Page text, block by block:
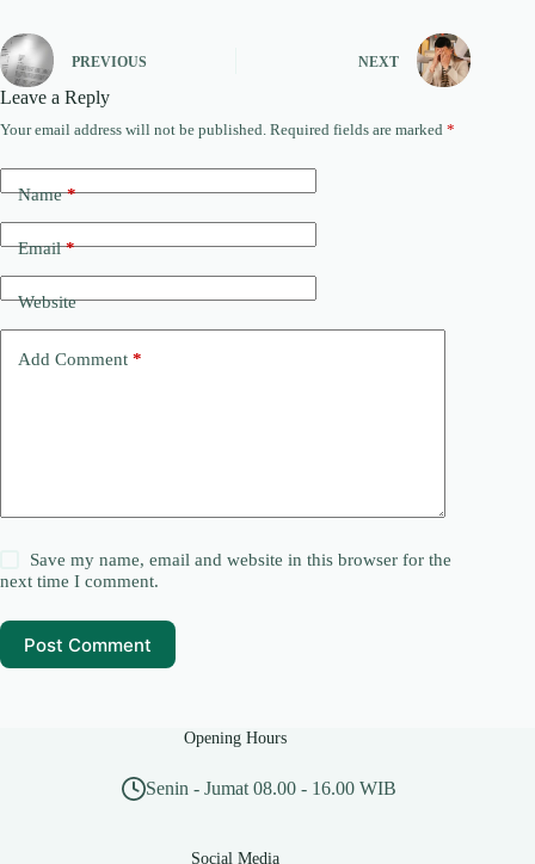
PREVIOUS NEXT
Leave a Reply
Your email address will not be published. Required fields are marked *
Name*
Email*
Website
Add Comment *
Save my name, email and website in this browser for the
next time I comment.
Post Comment
Opening Hours
Senin - Jumat 08.00 - 16.00 WIB
Social Media